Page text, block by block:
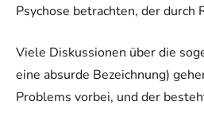
Psychose betrachten, der durch
Viele Diskussionen über die
eine absurde Bezeichnung)
Problems vorbei, und der